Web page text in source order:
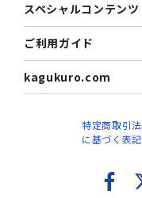
スペシャルコンテンツ
ご利用ガイド
kagukuro.com
特定商取引法
に基づく表記